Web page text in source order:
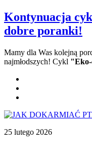
Kontynuacja
dobre poranki!
Mamy dla Was kolejną
najmłodszych! Cykl
25 lutego 2026